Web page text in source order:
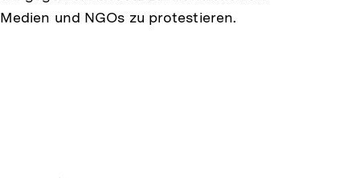
Medien und NGOs zu protestieren.